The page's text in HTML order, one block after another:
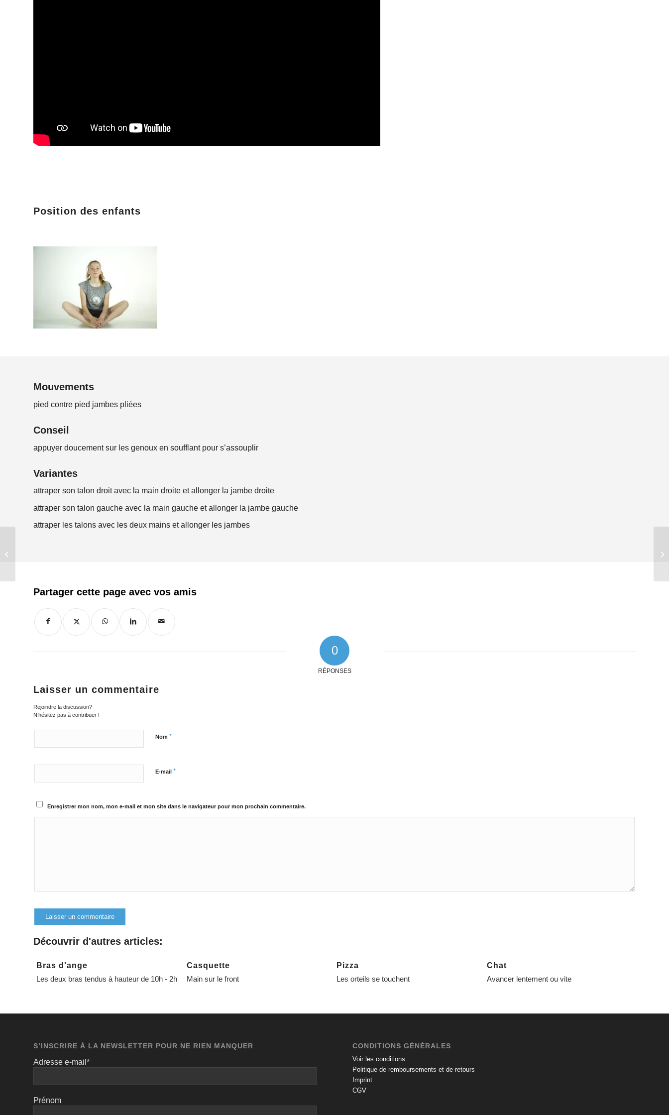
Position des enfants
Mouvements
pied contre pied jambes pliées
Conseil
appuyer doucement sur les genoux en soufflant pour s’assouplir
Variantes
attraper son talon droit avec la main droite et allonger la jambe droite
attraper son talon gauche avec la main gauche et allonger la jambe gauche
attraper les talons avec les deux mains et allonger les jambes
0
RÉPONSES
Laisser un commentaire
Rejoindre la discussion?
N’hésitez pas à contribuer !
Nom *
E-mail *
Enregistrer mon nom, mon e-mail et mon site dans le navigateur pour mon prochain commentaire.
Alternative:
Découvrir d'autres articles:
Bras d'ange
Les deux bras tendus à hauteur de 10h - 2h
Casquette
Main sur le front
Pizza
Les orteils se touchent
Chat
Avancer lentement ou vite
S’INSCRIRE À LA NEWSLETTER POUR NE RIEN MANQUER
Adresse e-mail*
Prénom
CONDITIONS GÉNÉRALES
Voir les conditions
Politique de remboursements et de retours
Imprint
CGV